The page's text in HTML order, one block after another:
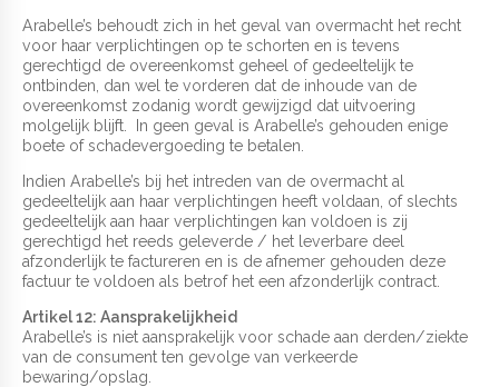
Arabelle’s behoudt zich in het geval van overmacht het recht
voor haar verplichtingen op te schorten en is tevens
gerechtigd de overeenkomst geheel of gedeeltelijk te
ontbinden, dan wel te vorderen dat de inhoude van de
overeenkomst zodanig wordt gewijzigd dat uitvoering
molgelijk blijft. In geen geval is Arabelle’s gehouden enige
boete of schadevergoeding te betalen.
Indien Arabelle’s bij het intreden van de overmacht al
gedeeltelijk aan haar verplichtingen heeft voldaan, of slechts
gedeeltelijk aan haar verplichtingen kan voldoen is zij
gerechtigd het reeds geleverde / het leverbare deel
afzonderlijk te factureren en is de afnemer gehouden deze
factuur te voldoen als betrof het een afzonderlijk contract.
Artikel 12: Aansprakelijkheid
Arabelle’s is niet aansprakelijk voor schade aan derden/ziekte
van de consument ten gevolge van verkeerde
bewaring/opslag.